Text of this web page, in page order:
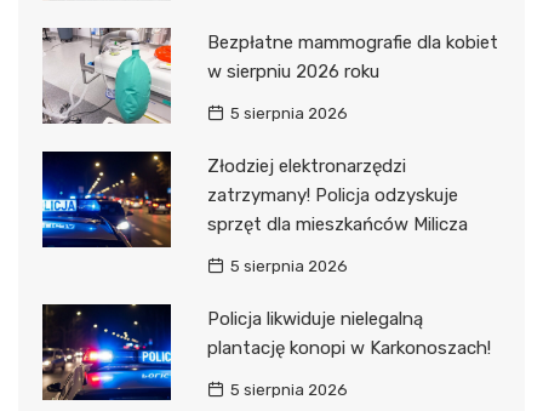
Bezpłatne mammografie dla kobiet
w sierpniu 2026 roku
5 sierpnia 2026
Złodziej elektronarzędzi
zatrzymany! Policja odzyskuje
sprzęt dla mieszkańców Milicza
5 sierpnia 2026
Policja likwiduje nielegalną
plantację konopi w Karkonoszach!
5 sierpnia 2026